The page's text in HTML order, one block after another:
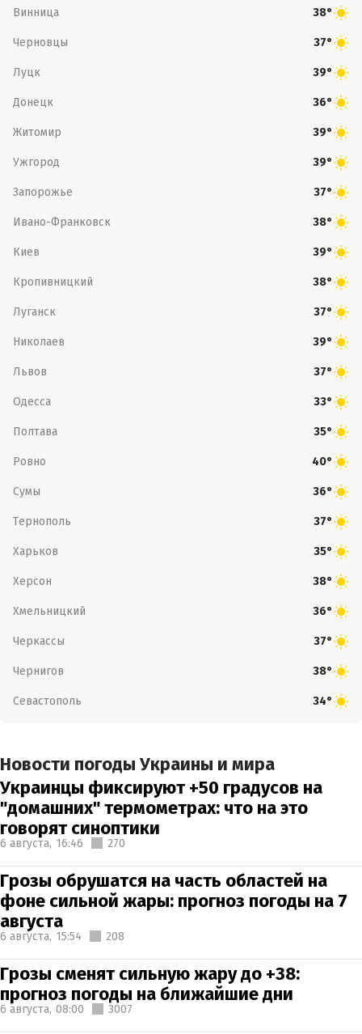
Винница 38°
Черновцы 37°
Луцк 39°
Донецк 36°
Житомир 39°
Ужгород 39°
Запорожье 37°
Ивано-Франковск 38°
Киев 39°
Кропивницкий 38°
Луганск 37°
Николаев 39°
Львов 37°
Одесса 33°
Полтава 35°
Ровно 40°
Сумы 36°
Тернополь 37°
Харьков 35°
Херсон 38°
Хмельницкий 36°
Черкассы 37°
Чернигов 38°
Севастополь 34°
Новости погоды Украины и мира
Украинцы фиксируют +50 градусов на
"домашних" термометрах: что на это
говорят синоптики
6 августа, 16:46 270
Грозы обрушатся на часть областей на
фоне сильной жары: прогноз погоды на 7
августа
6 августа, 15:54 208
Грозы сменят сильную жару до +38:
прогноз погоды на ближайшие дни
6 августа, 08:00 3007